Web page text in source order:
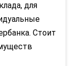
для
Стоит